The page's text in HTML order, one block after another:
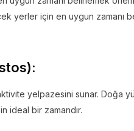
yerler için en uygun zamanı
yelpazesini sunar. Doğa
ideal bir zamandır.